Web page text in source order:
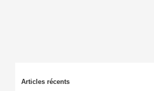
Articles récents